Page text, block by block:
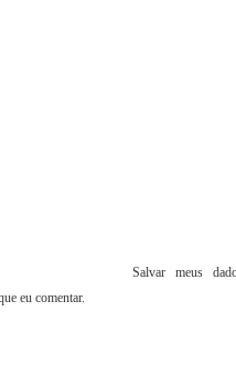
Salvar meus
eu comentar.